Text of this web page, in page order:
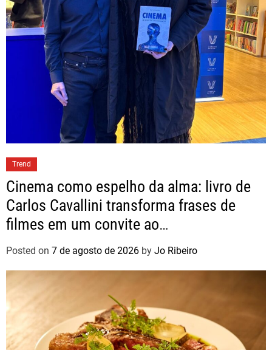
Trend
Cinema como espelho da alma: livro de
Carlos Cavallini transforma frases de
filmes em um convite ao
autoconhecimento
Posted on 7 de agosto de 2026 by Jo Ribeiro